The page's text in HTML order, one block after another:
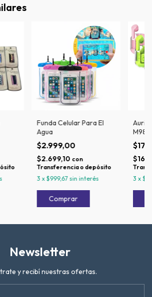
Funda Celular Para El
Agua
$2.999,00
$2.699,10 con
Transferencia o depósito
3 x$999,67 sin interés
M98
3 x
Newsletter
y recibí nuestras ofertas.